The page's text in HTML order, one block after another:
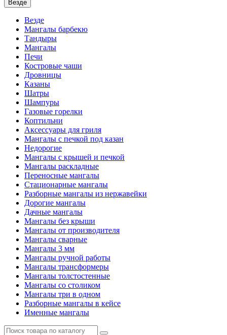
Везде
Везде
Мангалы барбекю
Тандыры
Мангалы
Печи
Костровые чаши
Дровницы
Казаны
Шатры
Шампуры
Газовые горелки
Коптильни
Аксессуары для гриля
Мангалы с печкой под казан
Недорогие
Мангалы с крышей и печкой
Мангалы раскладные
Переносные мангалы
Стационарные мангалы
Разборные мангалы из нержавейки
Дорогие мангалы
Дачные мангалы
Мангалы без крыши
Мангалы от производителя
Мангалы сварные
Мангалы 3 мм
Мангалы ручной работы
Мангалы трансформеры
Мангалы толстостенные
Мангалы со столиком
Мангалы три в одном
Разборные мангалы в кейсе
Именные мангалы